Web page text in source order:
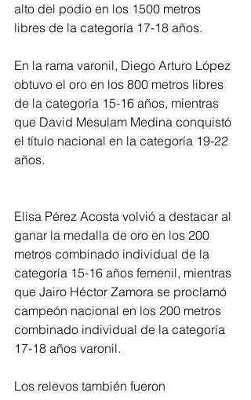
alto del podio en los 1500 metros
libres de la categoría 17-18 años.
En la rama varonil, Diego Arturo López
obtuvo el oro en los 800 metros libres
de la categoría 15-16 años, mientras
que David Mesulam Medina conquistó
el título nacional en la categoría 19-22
años.
Elisa Pérez Acosta volvió a destacar al
ganar la medalla de oro en los 200
metros combinado individual de la
categoría 15-16 años femenil, mientras
que Jairo Héctor Zamora se proclamó
campeón nacional en los 200 metros
combinado individual de la categoría
17-18 años varonil.
Los relevos también fueron